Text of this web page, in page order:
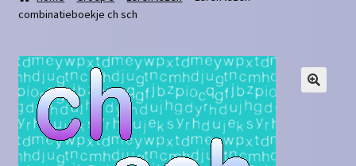
Afrekenen
Algemene voorwaarden
Blog
Contact
combinatieboekje ch sch